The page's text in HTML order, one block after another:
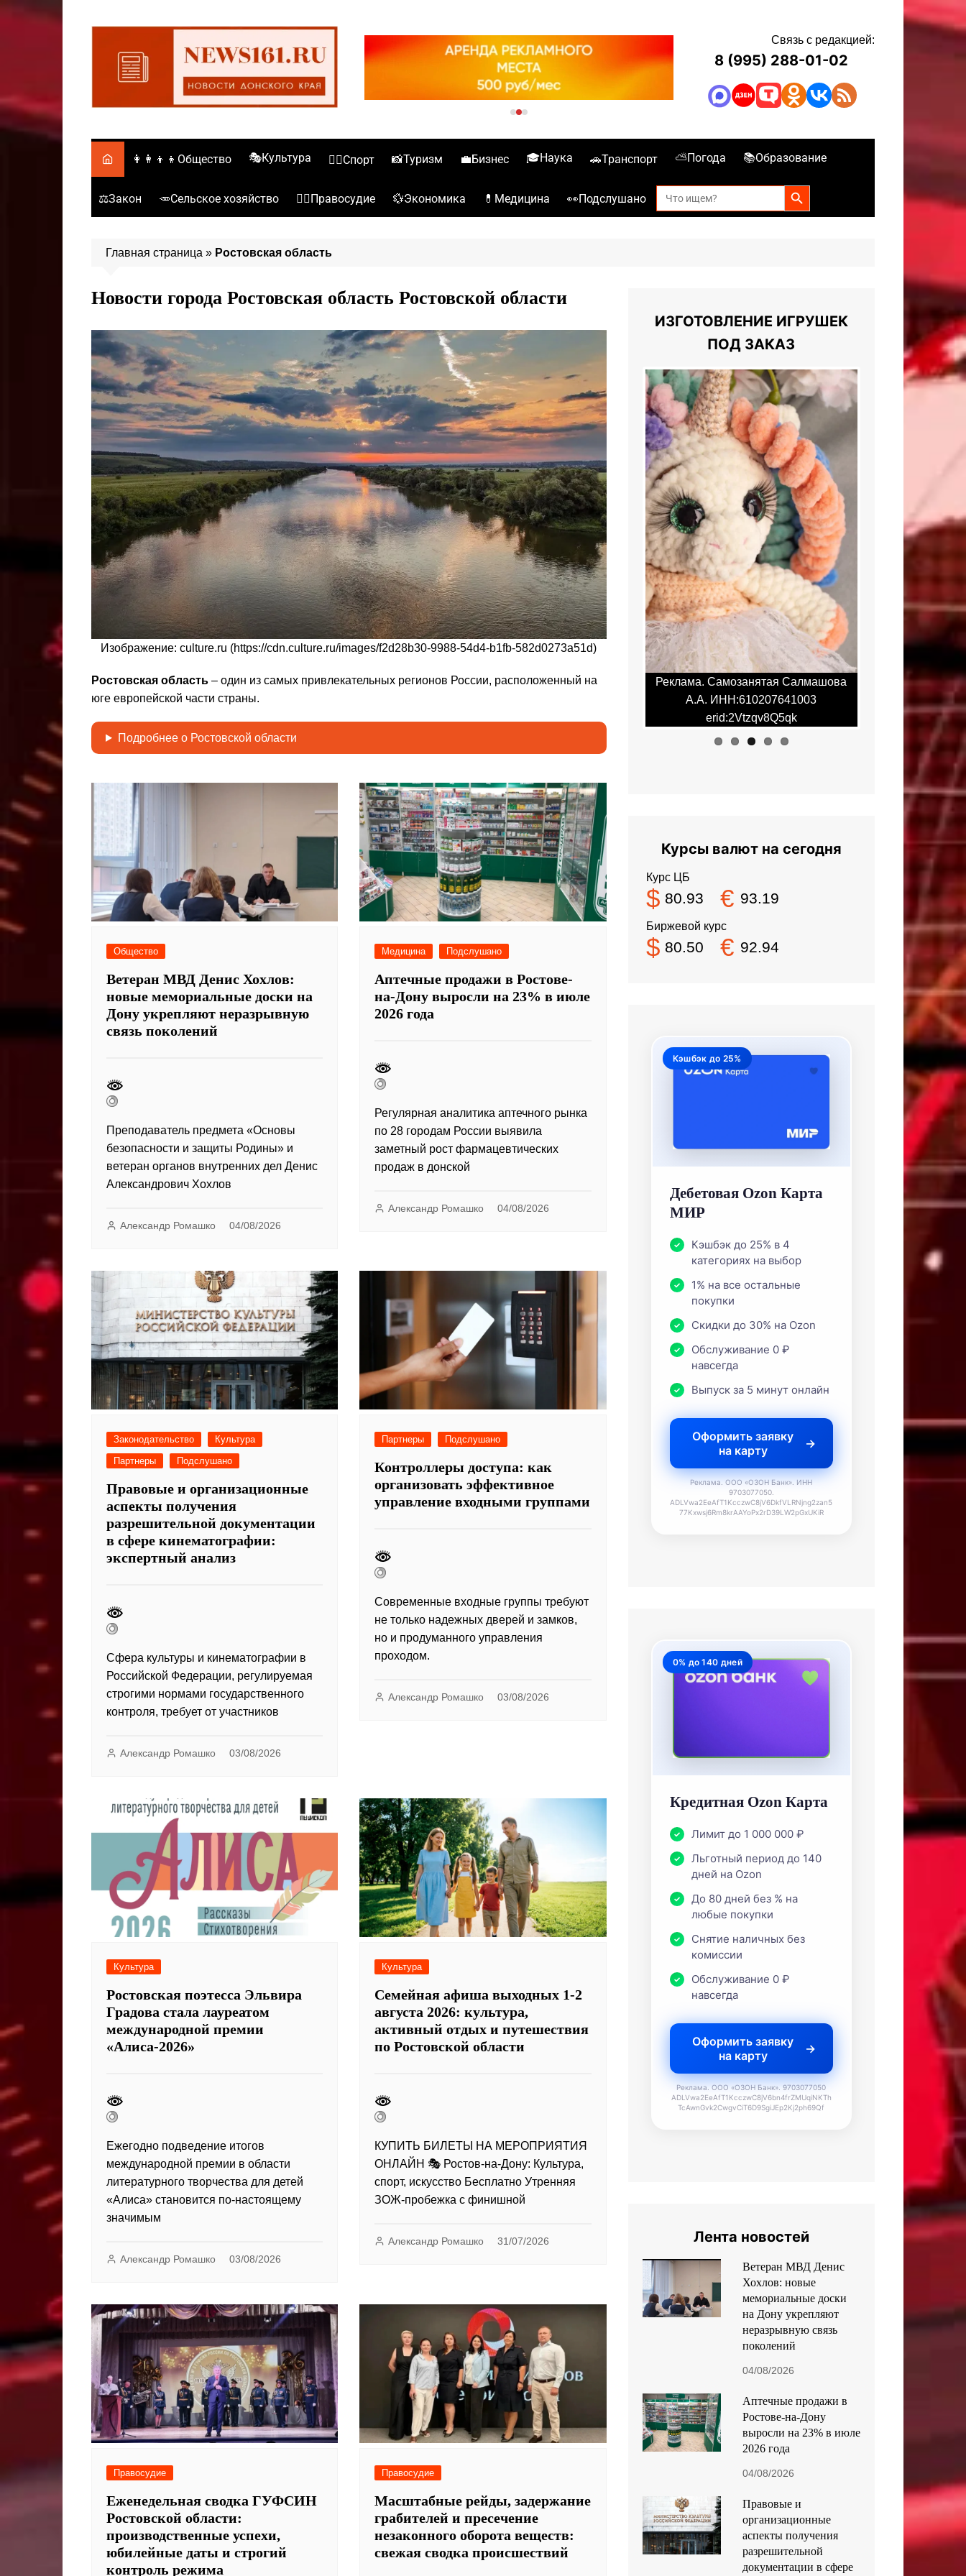
Перейти
Связь с редакцией:
8 (995) 288-01-02
👩‍👩‍👦‍👦Общество 🎭Культура 🏋️‍♀️Спорт 📸Туризм 💼Бизнес 🎓Наука 🚗Транспорт ⛅Погода 📚Образование
⚖️Закон 🥕Сельское хозяйство 👮‍♂️Правосудие 💱Экономика 💊Медицина 👀Подслушано
Search
for:
Search Button
Главная страница » Ростовская область
Новости города Ростовская область Ростовской области
Изображение: culture.ru (https://cdn.culture.ru/images/f2d28b30-9988-54d4-b1fb-582d0273a51d)
Ростовская область – один из самых привлекательных регионов России, расположенный на
юге европейской части страны.
Подробнее о Ростовской области
Общество
Ветеран МВД Денис Хохлов:
новые мемориальные доски на
Дону укрепляют неразрывную
связь поколений
Преподаватель предмета «Основы
безопасности и защиты Родины» и
ветеран органов внутренних дел Денис
Александрович Хохлов
Александр Ромашко 04/08/2026
Медицина Подслушано
Аптечные продажи в Ростове-
на-Дону выросли на 23% в июле
2026 года
Регулярная аналитика аптечного рынка
по 28 городам России выявила
заметный рост фармацевтических
продаж в донской
Александр Ромашко 04/08/2026
Законодательство
Культура
Партнеры
Подслушано
Правовые и организационные
аспекты получения
разрешительной документации
в сфере кинематографии:
экспертный анализ
Сфера культуры и кинематографии в
Российской Федерации, регулируемая
строгими нормами государственного
контроля, требует от участников
Александр Ромашко 03/08/2026
Партнеры Подслушано
Контроллеры доступа: как
организовать эффективное
управление входными группами
Современные входные группы требуют
не только надежных дверей и замков,
но и продуманного управления
проходом.
Александр Ромашко 03/08/2026
Культура
Ростовская поэтесса Эльвира
Градова стала лауреатом
международной премии
«Алиса-2026»
Ежегодно подведение итогов
международной премии в области
литературного творчества для детей
«Алиса» становится по-настоящему
значимым
Александр Ромашко 03/08/2026
Культура
Семейная афиша выходных 1-2
августа 2026: культура,
активный отдых и путешествия
по Ростовской области
КУПИТЬ БИЛЕТЫ НА МЕРОПРИЯТИЯ
ОНЛАЙН 🎭 Ростов-на-Дону: Культура,
спорт, искусство Бесплатно Утренняя
ЗОЖ-пробежка с финишной
Александр Ромашко 31/07/2026
Правосудие
Еженедельная сводка ГУФСИН
Ростовской области:
производственные успехи,
юбилейные даты и строгий
контроль режима
Правосудие
Масштабные рейды, задержание
грабителей и пресечение
незаконного оборота веществ:
свежая сводка происшествий
ИЗГОТОВЛЕНИЕ ИГРУШЕК
ПОД ЗАКАЗ
Самозанятая Салмашова
А.А. ИНН:610207641003
Реклама. Самозанятая Салмашова
А.А. ИНН:610207641003
Реклама. Самозанятая Салмашова
Реклама. Самозанятая Салмашова
А.А. ИНН:610207641003
erid:2Vtzqv8Q5qk
Реклама. Самозанятая
Курсы валют на сегодня
Курс ЦБ
$ 80.93 € 93.19
Биржевой курс
$ 80.50 € 92.94
Кэшбэк до 25%
Дебетовая Ozon Карта
МИР
Кэшбэк до 25% в 4
категориях на выбор
1% на все остальные
покупки
Скидки до 30% на Ozon
Обслуживание 0 ₽
навсегда
Выпуск за 5 минут онлайн
Оформить заявку
на карту
Реклама. ООО «ОЗОН Банк». ИНН
9703077050.
ADLVwa2EeAfT1KcczwC8jV6DkfVLRNjng2zan5
77Kxwsj6Rm8krAAYoPx2rD39LW2pGxUKiR
0% до 140 дней
Кредитная Ozon Карта
Лимит до 1 000 000 ₽
Льготный период до 140
дней на Ozon
До 80 дней без % на
любые покупки
Снятие наличных без
комиссии
Обслуживание 0 ₽
навсегда
Оформить заявку
на карту
Реклама. ООО «ОЗОН Банк». 9703077050
ADLVwa2EeAfT1KcczwC8jV6bn4frZMUqiNKTh
TcAwnGvk2CwgvCiT6D9SgiJEp2Kj2ph69Qf
Лента новостей
Ветеран МВД Денис
Хохлов: новые
мемориальные доски
на Дону укрепляют
неразрывную связь
поколений
04/08/2026
Аптечные продажи в
Ростове-на-Дону
выросли на 23% в июле
2026 года
04/08/2026
Правовые и
организационные
аспекты получения
разрешительной
документации в сфере